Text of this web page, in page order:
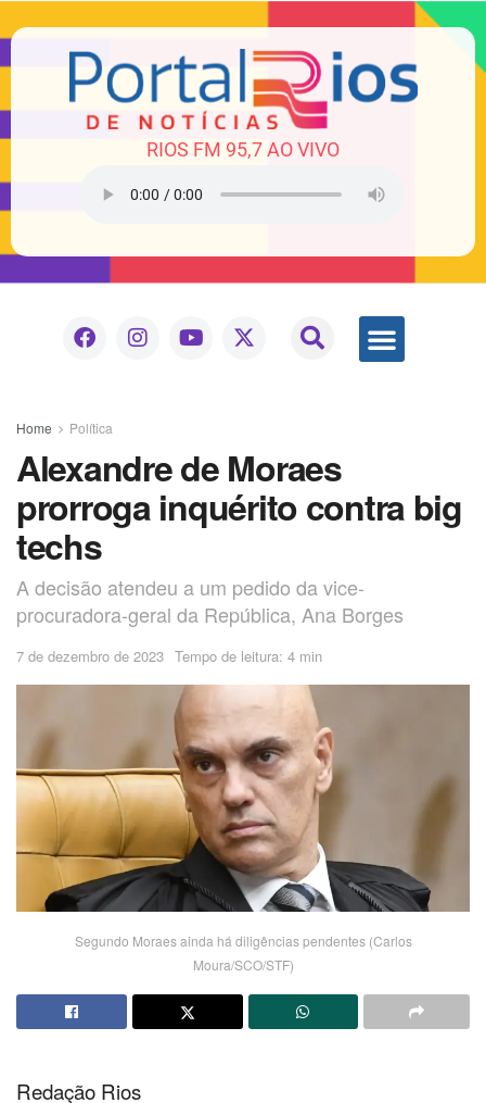
RIOS FM 95,7 AO VIVO
Home Política
Alexandre de Moraes
prorroga inquérito contra big
techs
A decisão atendeu a um pedido da vice-
procuradora-geral da República, Ana Borges
7 de dezembro de 2023 Tempo de leitura: 4 min
Segundo Moraes ainda há diligências pendentes (Carlos
Moura/SCO/STF)
Redação Rios